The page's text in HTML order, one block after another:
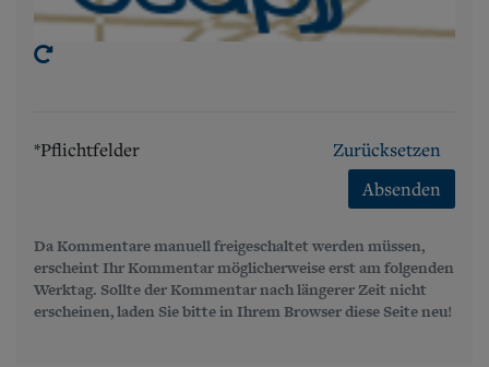
*Pflichtfelder
Zurücksetzen
Absenden
Da Kommentare manuell freigeschaltet werden müssen,
erscheint Ihr Kommentar möglicherweise erst am folgenden
Werktag. Sollte der Kommentar nach längerer Zeit nicht
erscheinen, laden Sie bitte in Ihrem Browser diese Seite neu!